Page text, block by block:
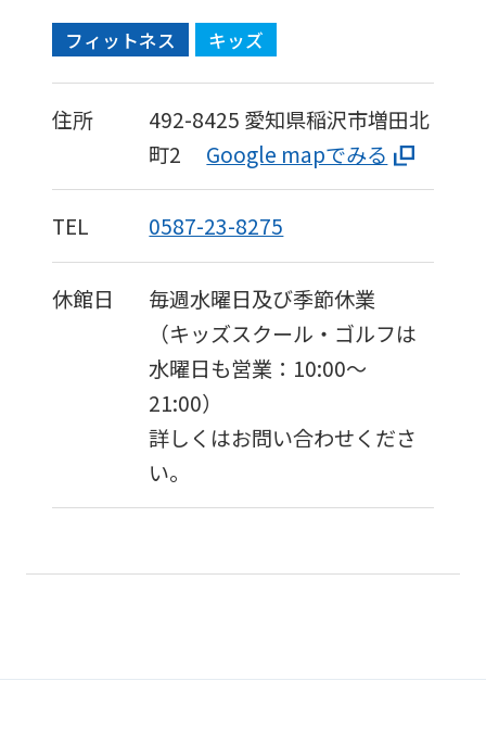
フィットネス キッズ
住所 492-8425 愛知県稲沢市増田北
町2
Google mapでみる
TEL 0587-23-8275
休館日
毎週水曜日及び季節休業
（キッズスクール・ゴルフは
水曜日も営業：10:00〜
21:00）
詳しくはお問い合わせくださ
い。
before
using
service.